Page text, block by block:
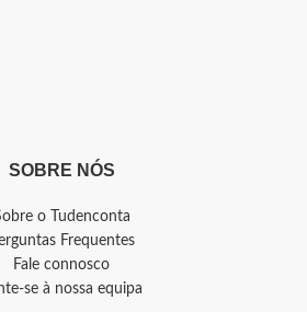
SOBRE NÓS
o Tudenconta
Frequentes
Fale connosco
se à nossa equipa